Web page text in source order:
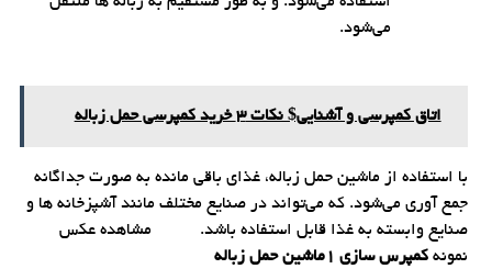
می‌شود.
اتاق کمپرسی و آشنایی$ نکات 3 خرید کمپرسی حمل زباله
با استفاده از ماشین حمل زباله، غذای باقی مانده به صورت جداگانه
جمع آوری می‌شود. که می‌تواند در صنایع مختلف مانند آشپزخانه ها و
صنایع وابسته به غذا قابل استفاده باشد. مشاهده عکس
نمونهکمپرس سازی 1ماشین حمل زباله